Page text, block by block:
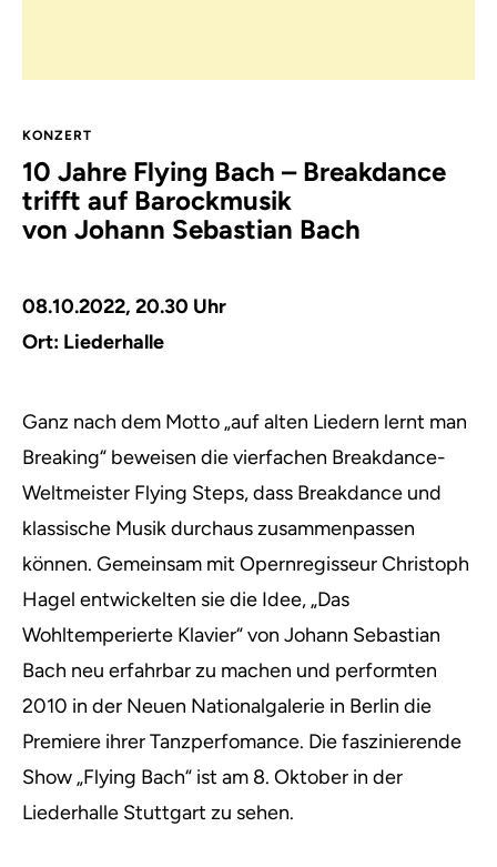
KONZERT
10 Jahre Flying Bach – Breakdance
trifft auf Barockmusik
von Johann Sebastian Bach
08.10.2022, 20.30 Uhr
Ort: Liederhalle
Ganz nach dem Motto „auf alten Liedern lernt man
Breaking“ beweisen die vierfachen Breakdance-
Weltmeister Flying Steps, dass Breakdance und
klassische Musik durchaus zusammenpassen
können. Gemeinsam mit Opernregisseur Christoph
Hagel entwickelten sie die Idee, „Das
Wohltemperierte Klavier“ von Johann Sebastian
Bach neu erfahrbar zu machen und performten
2010 in der Neuen Nationalgalerie in Berlin die
Premiere ihrer Tanzperfomance. Die faszinierende
Show „Flying Bach“ ist am 8. Oktober in der
Liederhalle Stuttgart zu sehen.